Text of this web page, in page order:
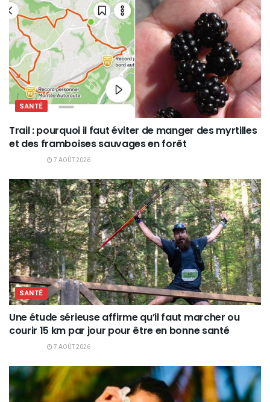
SANTÉ
Trail : pourquoi il faut éviter de manger des myrtilles
et des framboises sauvages en forêt
7 AOÛT 2026
SANTÉ
Une étude sérieuse affirme qu’il faut marcher ou
courir 15 km par jour pour être en bonne santé
7 AOÛT 2026